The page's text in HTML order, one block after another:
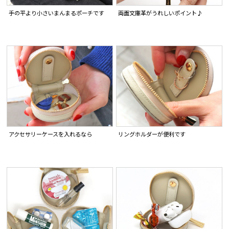
手の平より小さいまんまるポーチです 両面文庫革がうれしいポイント♪
アクセサリーケースを入れるなら リングホルダーが便利です